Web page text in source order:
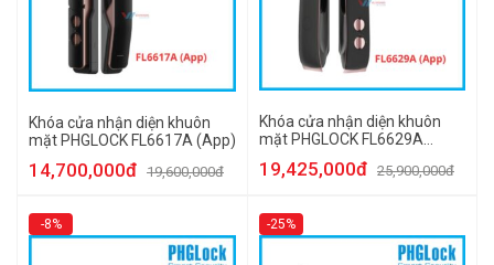
Khóa cửa nhận diện khuôn
mặt PHGLOCK FL6617A (App)
14,700,000đ 19,600,000đ
Khóa cửa nhận diện khuôn
mặt PHGLOCK FL6629A
19,425,000đ 25,900,000đ
-8% -25%